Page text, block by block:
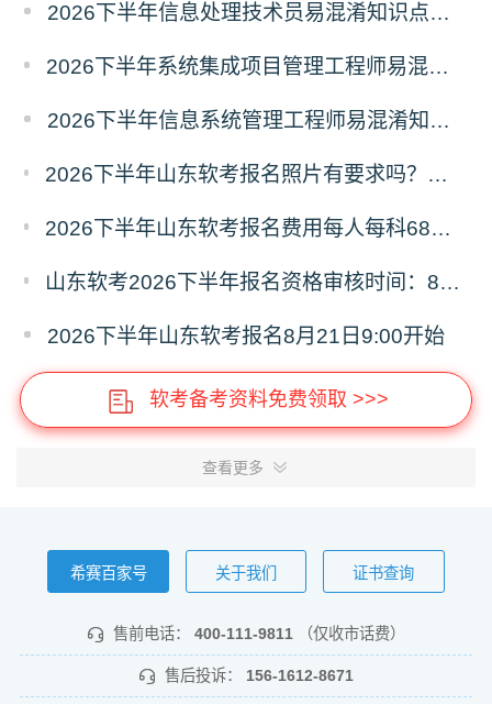
2026下半年信息处理技术员易混淆知识点资料
2026下半年系统集成项目管理工程师易混淆知识点资料
2026下半年信息系统管理工程师易混淆知识点资料
2026下半年山东软考报名照片有要求吗？必须为白色背景彩色证件照
2026下半年山东软考报名费用每人每科68元，报名缴费9月8日16:00截止
山东软考2026下半年报名资格审核时间：8月21日9:00—9月4日16:00
2026下半年山东软考报名8月21日9:00开始
软考备考资料免费领取 >>>
查看更多
希赛百家号 关于我们 证书查询
售前电话： 400-111-9811 （仅收市话费）
售后投诉： 156-1612-8671